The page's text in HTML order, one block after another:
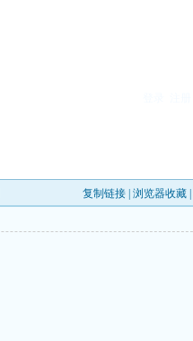
复制链接| 浏览器收藏|